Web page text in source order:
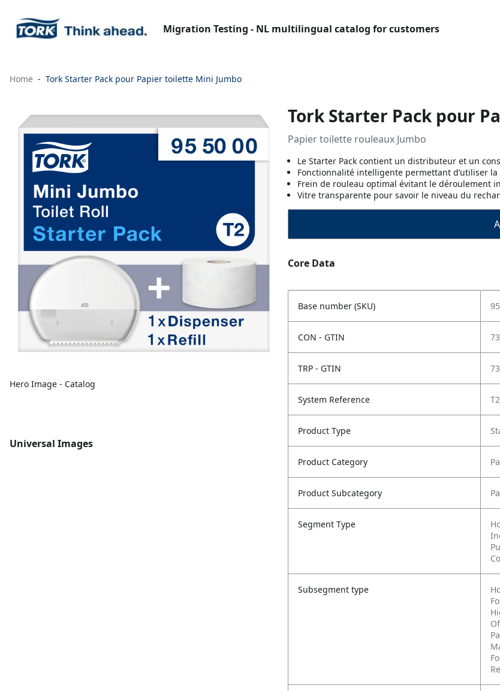
Migration Testing - NL multilingual catalog for customers
Home Tork Starter Pack pour Papier toilette Mini Jumbo
Hero Image - Catalog
Universal Images
Tork Starter Pack pour
Papier toilette rouleaux Jumbo
Le Starter Pack contient un distributeur et un
Fonctionnalité intelligente permettant d’utiliser
Frein de rouleau optimal évitant le déroulement
Vitre transparente pour savoir le niveau du
Core Data
Base number (SKU)
CON - GTIN
TRP - GTIN
System Reference T2
Product Type
Product Category
Product Subcategory
Segment Type
Subsegment type